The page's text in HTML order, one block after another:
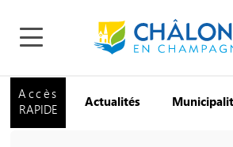
Accès
RAPIDE
Actualités